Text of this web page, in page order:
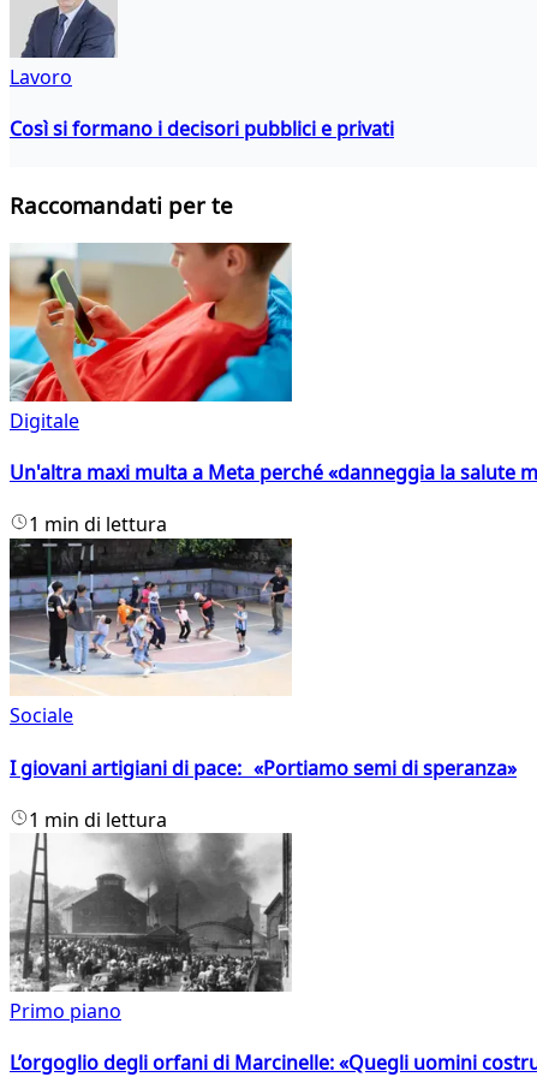
Lavoro
Così si formano i decisori pubblici e privati
Raccomandati per te
Digitale
Un'altra maxi multa a Meta perché «danneggia la salute
1 min di lettura
Sociale
I giovani artigiani di pace: «Portiamo semi di speranza»
1 min di lettura
Primo piano
L’orgoglio degli orfani di Marcinelle: «Quegli uomini